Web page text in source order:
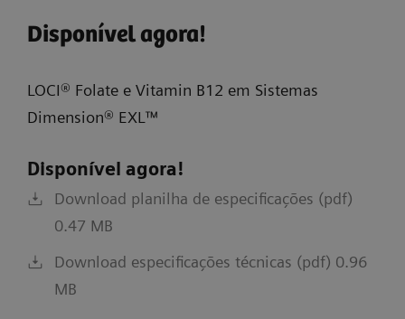
Disponível agora!
LOCI® Folate e Vitamin B12 em Sistemas
Dimension® EXL™
Disponível agora!
Download planilha de especificações (pdf)
0.47 MB
Download especificações técnicas (pdf) 0.96
MB